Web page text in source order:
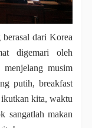
dari Korea
digemari oleh
musim
putih, breakfast
kita, waktu
sangatlah makan